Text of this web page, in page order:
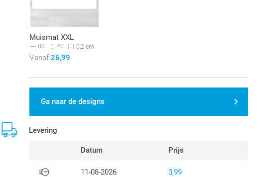
Muismat XXL
80 40 0,2 cm
Vanaf 26,99
Ga naar de designs
Levering
Datum Prijs
11-08-2026 3,99